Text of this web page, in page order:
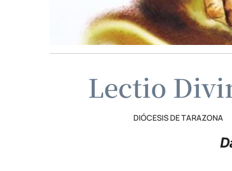
Lectio
DIÓCESIS DE TARAZONA